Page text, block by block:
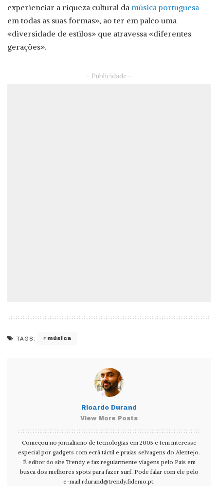
experienciar a riqueza cultural da música portuguesa
em todas as suas formas», ao ter em palco uma
«diversidade de estilos» que atravessa «diferentes
gerações».
– Publicidade –
TAGS: música
Ricardo Durand
View More Posts
Começou no jornalismo de tecnologias em 2005 e tem interesse
especial por gadgets com ecrã táctil e praias selvagens do Alentejo.
É editor do site Trendy e faz regularmente viagens pelo País em
busca dos melhores spots para fazer surf. Pode falar com ele pelo
e-mail rdurand@trendy.fidemo.pt.